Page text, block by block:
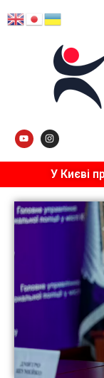
У Києві